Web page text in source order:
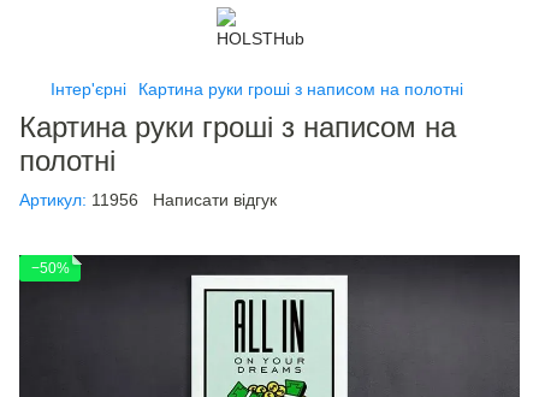
Інтер'єрні Картина руки гроші з написом на полотні
Картина руки гроші з написом на
полотні
Артикул: 11956 Написати відгук
−50%